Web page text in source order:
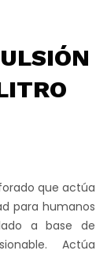
que actúa
para humanos
a base de
Actúa